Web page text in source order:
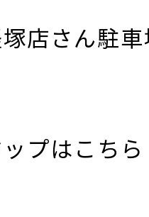
店さん駐
プはこちら